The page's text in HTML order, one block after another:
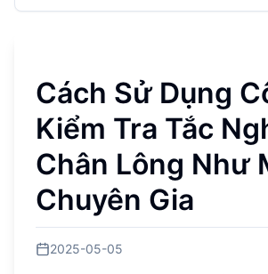
Cách Sử Dụng
Kiểm Tra Tắc
Chân Lông Như
Chuyên Gia
2025-05-05